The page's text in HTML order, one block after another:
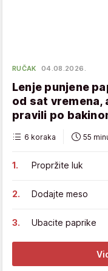
RUČAK 04.08.2026.
Lenje punjene
od sat vremena,
pravili po
6 koraka 55
Propržite luk
Dodajte meso
Ubacite paprike